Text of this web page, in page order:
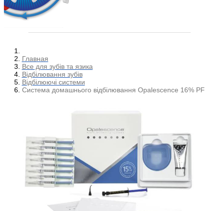
Главная
Все для зубів та язика
Відбілювання зубів
Відбілюючі системи
Система домашнього відбілювання Opalescence 16% PF